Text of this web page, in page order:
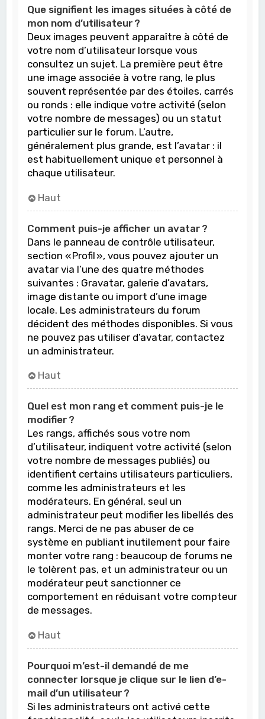
Que signifient les images situées à côté de
mon nom d’utilisateur ?
Deux images peuvent apparaître à côté de
votre nom d’utilisateur lorsque vous
consultez un sujet. La première peut être
une image associée à votre rang, le plus
souvent représentée par des étoiles, carrés
ou ronds : elle indique votre activité (selon
votre nombre de messages) ou un statut
particulier sur le forum. L’autre,
généralement plus grande, est l’avatar : il
est habituellement unique et personnel à
chaque utilisateur.
Haut
Comment puis-je afficher un avatar ?
Dans le panneau de contrôle utilisateur,
section « Profil », vous pouvez ajouter un
avatar via l’une des quatre méthodes
suivantes : Gravatar, galerie d’avatars,
image distante ou import d’une image
locale. Les administrateurs du forum
décident des méthodes disponibles. Si vous
ne pouvez pas utiliser d’avatar, contactez
un administrateur.
Haut
Quel est mon rang et comment puis-je le
modifier ?
Les rangs, affichés sous votre nom
d’utilisateur, indiquent votre activité (selon
votre nombre de messages publiés) ou
identifient certains utilisateurs particuliers,
comme les administrateurs et les
modérateurs. En général, seul un
administrateur peut modifier les libellés des
rangs. Merci de ne pas abuser de ce
système en publiant inutilement pour faire
monter votre rang : beaucoup de forums ne
le tolèrent pas, et un administrateur ou un
modérateur peut sanctionner ce
comportement en réduisant votre compteur
de messages.
Haut
Pourquoi m’est-il demandé de me
connecter lorsque je clique sur le lien d’e-
mail d’un utilisateur ?
Si les administrateurs ont activé cette